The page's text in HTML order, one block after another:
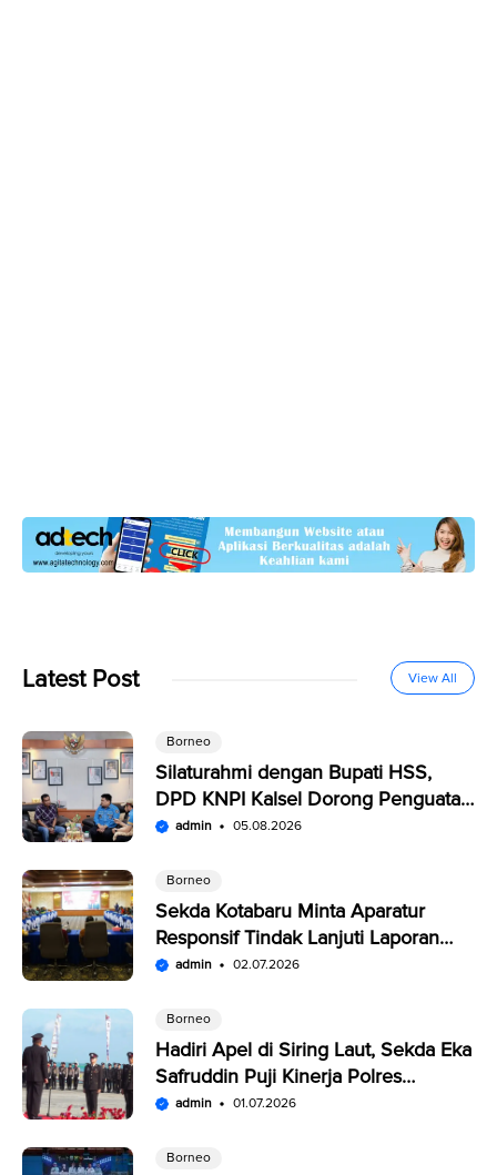
Latest Post View All
Borneo
Silaturahmi dengan Bupati HSS,
DPD KNPI Kalsel Dorong Penguatan
SDM Pemuda
admin 05.08.2026
Borneo
Sekda Kotabaru Minta Aparatur
Responsif Tindak Lanjuti Laporan
Warga di SP4N-LAPOR
admin 02.07.2026
Borneo
Hadiri Apel di Siring Laut, Sekda Eka
Safruddin Puji Kinerja Polres
Kotabaru
admin 01.07.2026
Borneo